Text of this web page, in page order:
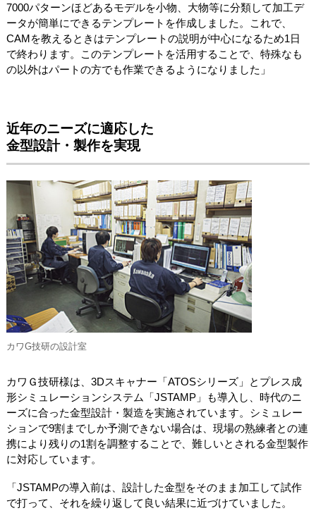
7000パターンほどあるモデルを小物、大物等に分類して加工デ
ータが簡単にできるテンプレートを作成しました。これで、
CAMを教えるときはテンプレートの説明が中心になるため1日
で終わります。このテンプレートを活用することで、特殊なも
の以外はパートの方でも作業できるようになりました」
近年のニーズに適応した
金型設計・製作を実現
カワG技研の設計室
カワＧ技研様は、3Dスキャナー「ATOSシリーズ」とプレス成
形シミュレーションシステム「JSTAMP」も導入し、時代のニ
ーズに合った金型設計・製造を実施されています。シミュレー
ションで9割までしか予測できない場合は、現場の熟練者との連
携により残りの1割を調整することで、難しいとされる金型製作
に対応しています。
「JSTAMPの導入前は、設計した金型をそのまま加工して試作
で打って、それを繰り返して良い結果に近づけていました。